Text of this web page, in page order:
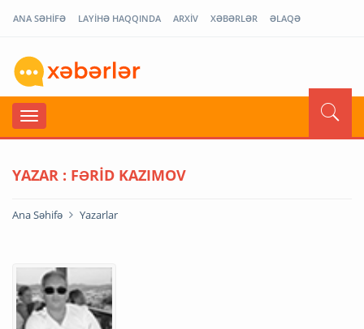
ANA SƏHİFƏ LAYİHƏ HAQQINDA ARXİV XƏBƏRLƏR ƏLAQƏ
YAZAR : FƏRID KAZIMOV
Ana Səhifə Yazarlar